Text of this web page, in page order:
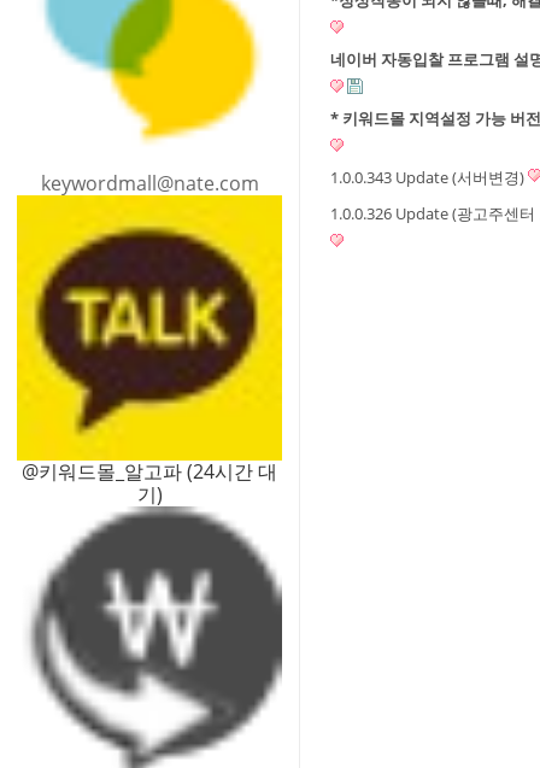
keywordmall@nate.com
@키워드몰_알고파 (24시간 대
기)
네이버 자동입찰 프로그램 설
* 키워드몰 지역설정 가능 버
1.0.0.343 Update (서버변경)
1.0.0.326 Update (광고주센